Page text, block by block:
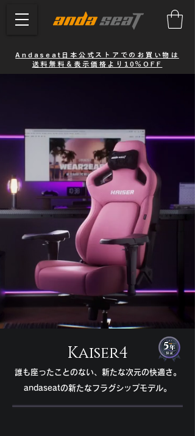
Andaseat日本公式ストアでのお買い物は
送料無料＆表示価格より10％OFF
Kaiser4
誰も座ったことのない、新たな次元の快適さ。
andaseatの新たなフラグシップモデル。